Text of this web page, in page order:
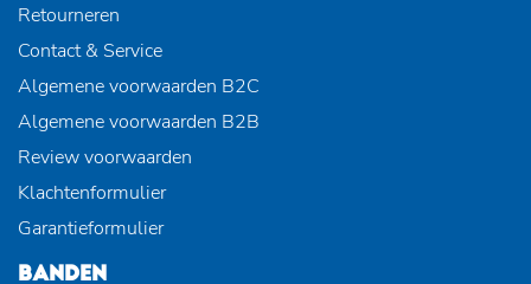
Retourneren
Contact & Service
Algemene voorwaarden B2C
Algemene voorwaarden B2B
Review voorwaarden
Klachtenformulier
Garantieformulier
BANDEN